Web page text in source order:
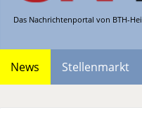
Das Nachrichtenportal von BTH-
News Stellenmarkt